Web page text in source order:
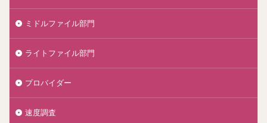
ミドルファイル部門
ライトファイル部門
プロバイダー
速度調査